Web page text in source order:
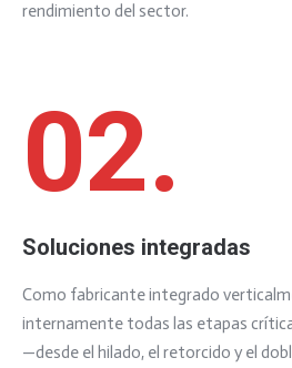
rendimiento del sector.
02.
Soluciones integradas
Como fabricante integrado
internamente todas las etapas
—desde el hilado, el retorcido y el